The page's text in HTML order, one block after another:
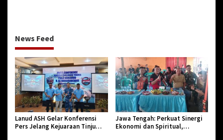
News Feed
Lanud ASH Gelar Konferensi
Pers Jelang Kejuaraan Tinju
Jawa Tengah: Perkuat Sinergi
Ekonomi dan Spiritual,